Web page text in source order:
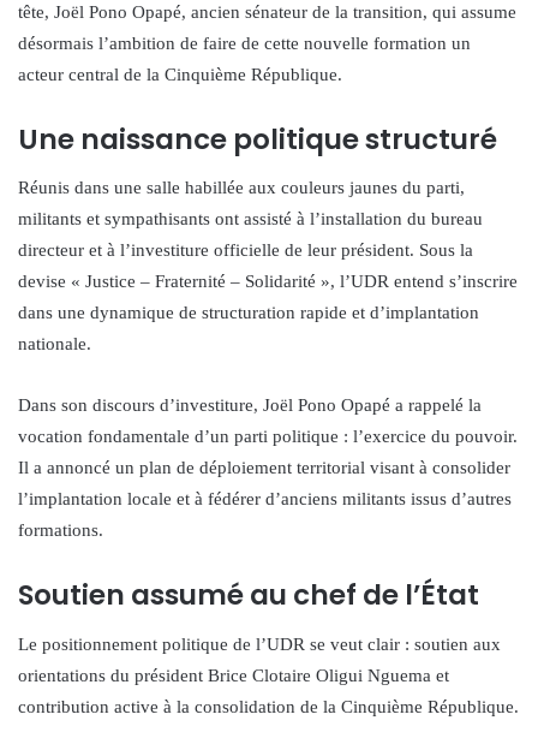
tête, Joël Pono Opapé, ancien sénateur de la transition, qui assume
désormais l’ambition de faire de cette nouvelle formation un
acteur central de la Cinquième République.
Une naissance politique structuré
Réunis dans une salle habillée aux couleurs jaunes du parti,
militants et sympathisants ont assisté à l’installation du bureau
directeur et à l’investiture officielle de leur président. Sous la
devise « Justice – Fraternité – Solidarité », l’UDR entend s’inscrire
dans une dynamique de structuration rapide et d’implantation
nationale.
Dans son discours d’investiture, Joël Pono Opapé a rappelé la
vocation fondamentale d’un parti politique : l’exercice du pouvoir.
Il a annoncé un plan de déploiement territorial visant à consolider
l’implantation locale et à fédérer d’anciens militants issus d’autres
formations.
Soutien assumé au chef de l’État
Le positionnement politique de l’UDR se veut clair : soutien aux
orientations du président Brice Clotaire Oligui Nguema et
contribution active à la consolidation de la Cinquième République.